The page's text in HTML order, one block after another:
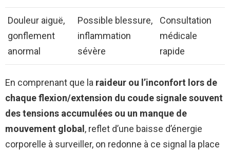
Douleur aiguë,
gonflement
anormal
Possible blessure,
inflammation
sévère
Consultation
médicale
rapide
En comprenant que la raideur ou l’inconfort lors de
chaque flexion/extension du coude signale souvent
des tensions accumulées ou un manque de
mouvement global , reflet d’une baisse d’énergie
corporelle à surveiller, on redonne à ce signal la place